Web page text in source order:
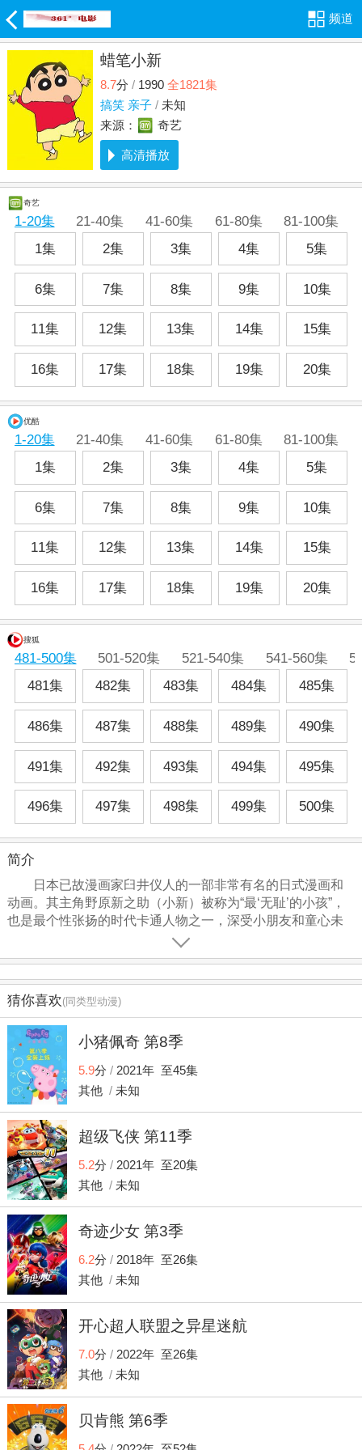
频道
蜡笔小新
8.7分 /1990 全1821集
搞笑 亲子 /未知
来源：
奇艺
高清播放
奇艺
1-20集 21-40集 41-60集 61-80集 81-100集
1集
2集 3集 4集 5集
6集 7集 8集 9集 10集
11集 12集 13集 14集 15集
16集 17集 18集 19集 20集
优酷
1-20集 21-40集 41-60集 61-80集 81-100集
1集
2集 3集 4集 5集
6集 7集 8集 9集 10集
11集 12集 13集 14集 15集
16集 17集 18集 19集 20集
搜狐
481-500集 501-520集 521-540集 541-560集
481集
482集 483集 484集 485集
486集 487集 488集 489集 490集
491集 492集 493集 494集 495集
496集 497集 498集 499集 500集
简介
日本已故漫画家臼井仪人的一部非常有名的日式漫画和
动画。其主角野原新之助（小新）被称为“最‘无耻’的小孩”，
也是最个性张扬的时代卡通人物之一，深受小朋友和童心未
泯人士的欢迎。其受欢迎程度，可以由故事发生地埼玉县春
日市采纳了他作为宣传人物而得知。内容是平实地描写一户
状况而出的差错或是惹人发怒的情形。
猜你喜欢(同类型动漫)
小猪佩奇 第8季
5.9分 /2021年 至45集
其他 /未知
超级飞侠 第11季
5.2分 /2021年 至20集
其他 /未知
奇迹少女 第3季
6.2分 /2018年 至26集
其他 /未知
开心超人联盟之异星迷航
7.0分 /2022年 至26集
其他 /未知
贝肯熊 第6季